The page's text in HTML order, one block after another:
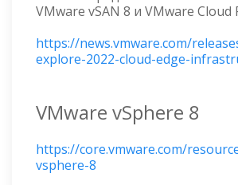
VMware vSAN 8 и VMware Cloud
https://news.vmware.com/
explore-2022-cloud-edge-
VMware vSphere 8
https://core.vmware.com/
vsphere-8